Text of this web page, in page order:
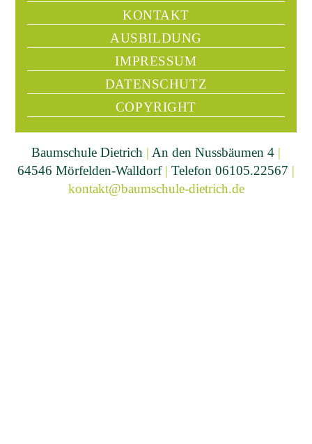
KONTAKT
AUSBILDUNG
IMPRESSUM
DATENSCHUTZ
COPYRIGHT
Baumschule Dietrich | An den Nussbäumen 4 |
64546 Mörfelden-Walldorf | Telefon 06105.22567 |
kontakt@baumschule-dietrich.de